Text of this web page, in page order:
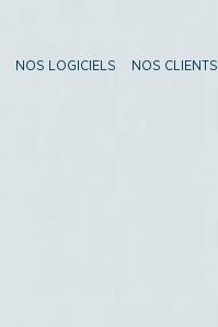
NOS LOGICIELS NOS CLIENTS